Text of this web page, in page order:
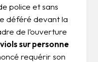
police et sans
déféré devant la
de l’ouverture
viols sur personne
requérir son